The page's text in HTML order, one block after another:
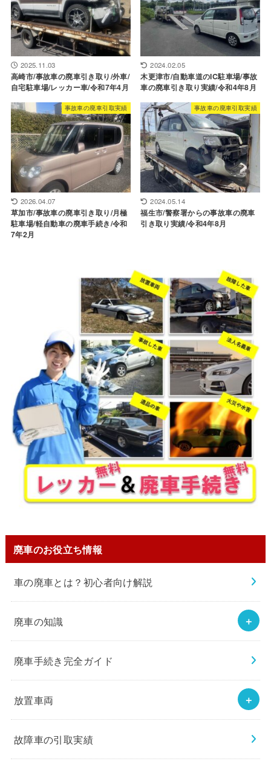
2025.11.03
高崎市/事故車の廃車引き取り/外車/
自宅駐車場/レッカー車/令和7年4月
2024.02.05
木更津市/自動車道のIC駐車場/事故
車の廃車引き取り実績/令和4年8月
事故車の廃車引取実績
2026.04.07
草加市/事故車の廃車引き取り/月極
駐車場/軽自動車の廃車手続き/令和
7年2月
事故車の廃車引取実績
2024.05.14
福生市/警察署からの事故車の廃車
引き取り実績/令和4年8月
廃車のお役立ち情報
車の廃車とは？初心者向け解説
廃車の知識
廃車手続き完全ガイド
放置車両
故障車の引取実績